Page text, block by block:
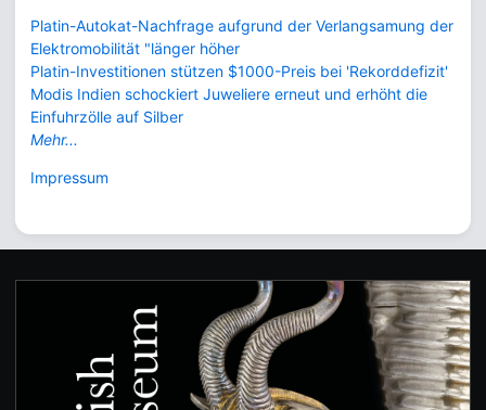
Platin-Autokat-Nachfrage aufgrund der Verlangsamung der
Elektromobilität "länger höher
Platin-Investitionen stützen $1000-Preis bei 'Rekorddefizit'
Modis Indien schockiert Juweliere erneut und erhöht die
Einfuhrzölle auf Silber
Mehr...
Impressum